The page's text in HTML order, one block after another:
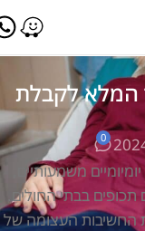
המלא לקבלת
0
משמעותיים,
בבתי החולים.
החשיבות העצומה של